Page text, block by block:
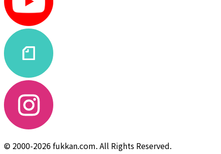
© 2000-2026 fukkan.com. All Rights Reserved.